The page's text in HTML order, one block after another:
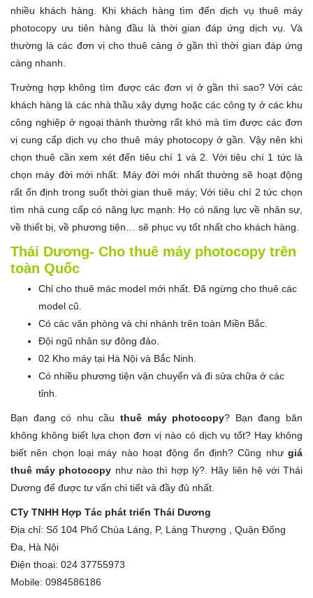
nhiều khách hàng. Khi khách hàng tìm đến dịch vụ thuê máy
photocopy ưu tiên hàng đầu là thời gian đáp ứng dịch vụ. Và
thường là các đơn vị cho thuê càng ở gần thì thời gian đáp ứng
càng nhanh.
Trường hợp không tìm được các đơn vị ở gần thì sao? Với các
khách hàng là các nhà thầu xây dựng hoặc các công ty ở các khu
công nghiệp ở ngoại thành thường rất khó mà tìm được các đơn
vị cung cấp dịch vụ cho thuê máy photocopy ở gần. Vậy nên khi
chọn thuê cần xem xét đến tiêu chí 1 và 2. Với tiêu chí 1 tức là
chọn máy đời mới nhất: Máy đời mới nhất thường sẽ hoạt động
rất ổn định trong suốt thời gian thuê máy; Với tiêu chí 2 tức chọn
tìm nhà cung cấp có năng lực mạnh: Họ có năng lực về nhân sự,
về thiết bị, về phương tiện… sẽ phục vụ tốt nhất cho khách hàng.
Thái Dương- Cho thuê máy photocopy trên
toàn Quốc
Chỉ cho thuê mác model mới nhất. Đã ngừng cho thuê các
model cũ.
Có các văn phòng và chi nhánh trên toàn Miền Bắc.
Đội ngũ nhân sự đông đảo.
02 Kho máy tại Hà Nội và Bắc Ninh.
Có nhiều phương tiện vận chuyển và đi sửa chữa ở các
tỉnh.
Bạn đang có nhu cầu thuê máy photocopy? Bạn đang băn
không không biết lựa chọn đơn vị nào có dịch vụ tốt? Hay không
biết nên chọn loại máy nào hoạt động ổn định? Cũng như giá
thuê máy photocopy như nào thì hợp lý?. Hãy liên hệ với Thái
Dương để được tư vấn chi tiết và đầy đủ nhất.
CTy TNHH Hợp Tác phát triển Thái Dương
Địa chỉ: Số 104 Phố Chùa Láng, P, Láng Thượng , Quận Đống
Đa, Hà Nội
Điện thoại: 024 37755973
Mobile: 0984586186